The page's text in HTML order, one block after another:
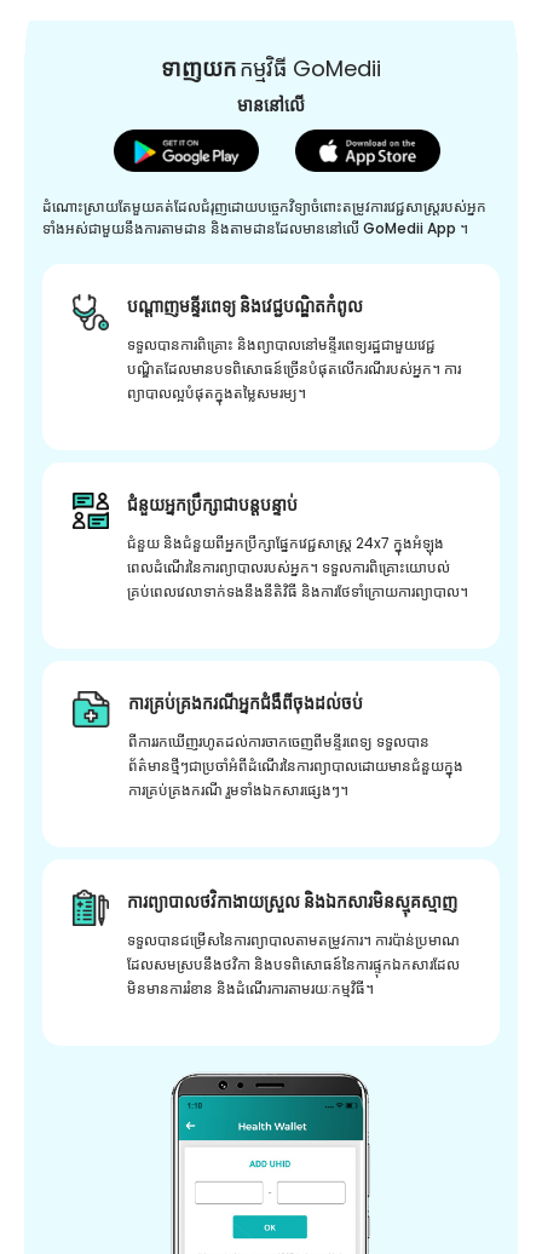
ទាញយកកម្មវិធី GoMedii
មាននៅលើ
ដំណោះស្រាយតែមួយគត់ដែលជំរុញដោយបច្ចេកវិទ្យាចំពោះតម្រូវការវេជ្ជសាស្រ្តរបស់អ្នក
ទាំងអស់ជាមួយនឹងការតាមដាន និងតាមដានដែលមាននៅលើ GoMedii App ។
បណ្តាញមន្ទីរពេទ្យ និងវេជ្ជបណ្ឌិតកំពូល
ទទួលបានការពិគ្រោះ និងព្យាបាលនៅមន្ទីរពេទ្យរដ្ឋជាមួយវេជ្ជ
បណ្ឌិតដែលមានបទពិសោធន៍ច្រើនបំផុតលើករណីរបស់អ្នក។ ការ
ព្យាបាលល្អបំផុតក្នុងតម្លៃសមរម្យ។
ជំនួយអ្នកប្រឹក្សាជាបន្តបន្ទាប់
ជំនួយ និងជំនួយពីអ្នកប្រឹក្សាផ្នែកវេជ្ជសាស្រ្ត 24x7 ក្នុងអំឡុង
ពេលដំណើរនៃការព្យាបាលរបស់អ្នក។ ទទួលការពិគ្រោះយោបល់
គ្រប់ពេលវេលាទាក់ទងនឹងនីតិវិធី និងការថែទាំក្រោយការព្យាបាល។
ការគ្រប់គ្រងករណីអ្នកជំងឺពីចុងដល់ចប់
ពីការរកឃើញរហូតដល់ការចាកចេញពីមន្ទីរពេទ្យ ទទួលបាន
ព័ត៌មានថ្មីៗជាប្រចាំអំពីដំណើរនៃការព្យាបាលដោយមានជំនួយក្នុង
ការគ្រប់គ្រងករណី រួមទាំងឯកសារផ្សេងៗ។
ការព្យាបាលថវិកាងាយស្រួល និងឯកសារមិនស្មុគស្មាញ
ទទួលបានជម្រើសនៃការព្យាបាលតាមតម្រូវការ។ ការប៉ាន់ប្រមាណ
ដែលសមស្របនឹងថវិកា និងបទពិសោធន៍នៃការផ្ទុកឯកសារដែល
មិនមានការរំខាន និងដំណើរការតាមរយៈកម្មវិធី។